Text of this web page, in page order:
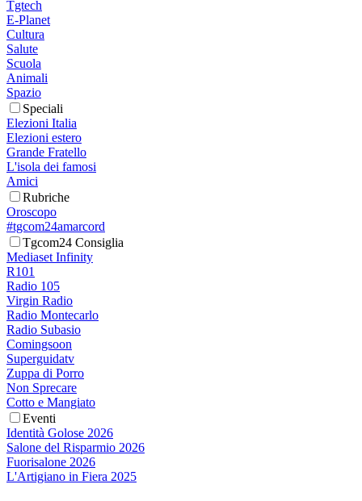
Tgtech
E-Planet
Cultura
Salute
Scuola
Animali
Spazio
Speciali
Elezioni Italia
Elezioni estero
Grande Fratello
L'isola dei famosi
Amici
Rubriche
Oroscopo
#tgcom24amarcord
Tgcom24 Consiglia
Mediaset Infinity
R101
Radio 105
Virgin Radio
Radio Montecarlo
Radio Subasio
Comingsoon
Superguidatv
Zuppa di Porro
Non Sprecare
Cotto e Mangiato
Eventi
Identità Golose 2026
Salone del Risparmio 2026
Fuorisalone 2026
L'Artigiano in Fiera 2025